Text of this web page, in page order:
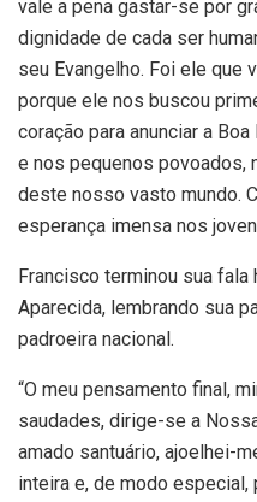
vale a pena gastar-se por
dignidade de cada ser
seu Evangelho. Foi ele que
porque ele nos buscou
coração para anunciar a
e nos pequenos povoados,
deste nosso vasto mundo.
esperança imensa nos
Francisco terminou sua fala
Aparecida, lembrando sua
padroeira nacional.
“O meu pensamento final,
saudades, dirige-se a
amado santuário, ajoelhei-
inteira e, de modo